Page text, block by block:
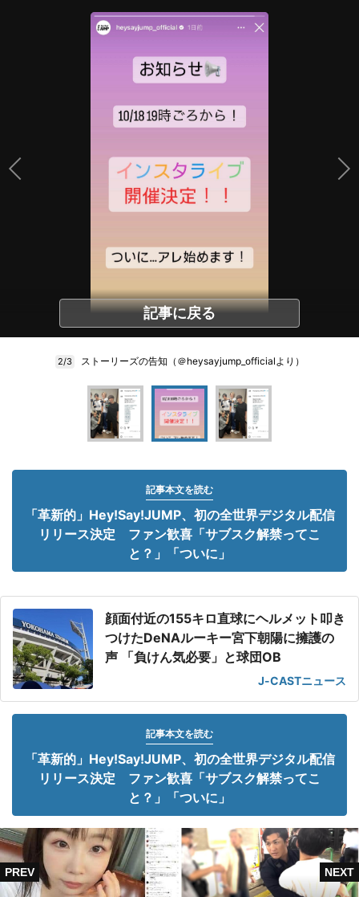
記事に戻る
2/3 ストーリーズの告知（＠heysayjump_officialより）
記事本文を読む
「革新的」Hey!Say!JUMP、初の全世界デジタル配信
リリース決定 ファン歓喜「サブスク解禁ってこ
と？」「ついに」
顔面付近の155キロ直球にヘルメット叩き
つけたDeNAルーキー宮下朝陽に擁護の
声 「負けん気必要」と球団OB
J-CASTニュース
記事本文を読む
「革新的」Hey!Say!JUMP、初の全世界デジタル配信
リリース決定 ファン歓喜「サブスク解禁ってこ
と？」「ついに」